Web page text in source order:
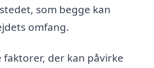
som begge kan
omfang.
faktorer, der kan påvirke